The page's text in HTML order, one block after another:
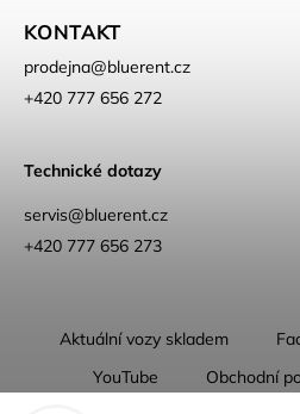
KONTAKT
prodejna@bluerent.cz
+420 777 656 272
Technické dotazy
servis@bluerent.cz
+420 777 656 273
Aktuální vozy skladem
YouTube
Obchodní